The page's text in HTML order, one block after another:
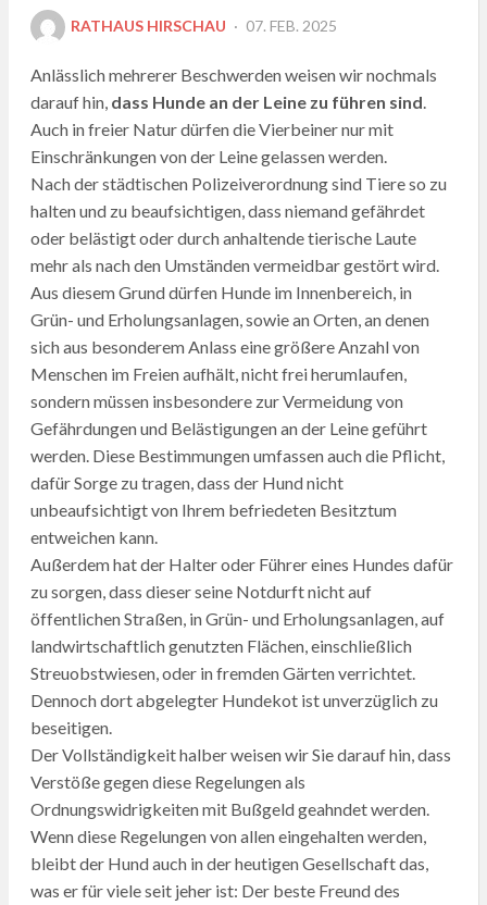
RATHAUS HIRSCHAU
POSTED
07. FEB. 2025
Anlässlich mehrerer Beschwerden weisen wir nochmals
darauf hin, dass Hunde an der Leine zu führen sind.
Auch in freier Natur dürfen die Vierbeiner nur mit
Einschränkungen von der Leine gelassen werden.
Nach der städtischen Polizeiverordnung sind Tiere so zu
halten und zu beaufsichtigen, dass niemand gefährdet
oder belästigt oder durch anhaltende tierische Laute
mehr als nach den Umständen vermeidbar gestört wird.
Aus diesem Grund dürfen Hunde im Innenbereich, in
Grün- und Erholungsanlagen, sowie an Orten, an denen
sich aus besonderem Anlass eine größere Anzahl von
Menschen im Freien aufhält, nicht frei herumlaufen,
sondern müssen insbesondere zur Vermeidung von
Gefährdungen und Belästigungen an der Leine geführt
werden. Diese Bestimmungen umfassen auch die Pflicht,
dafür Sorge zu tragen, dass der Hund nicht
unbeaufsichtigt von Ihrem befriedeten Besitztum
entweichen kann.
Außerdem hat der Halter oder Führer eines Hundes dafür
zu sorgen, dass dieser seine Notdurft nicht auf
öffentlichen Straßen, in Grün- und Erholungsanlagen, auf
landwirtschaftlich genutzten Flächen, einschließlich
Streuobstwiesen, oder in fremden Gärten verrichtet.
Dennoch dort abgelegter Hundekot ist unverzüglich zu
beseitigen.
Der Vollständigkeit halber weisen wir Sie darauf hin, dass
Verstöße gegen diese Regelungen als
Ordnungswidrigkeiten mit Bußgeld geahndet werden.
Wenn diese Regelungen von allen eingehalten werden,
bleibt der Hund auch in der heutigen Gesellschaft das,
was er für viele seit jeher ist: Der beste Freund des